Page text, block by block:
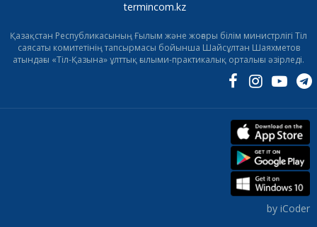
termincom.kz
Қазақстан Республикасының Ғылым және жоғары білім министрлігі Тіл
саясаты комитетінің тапсырмасы бойынша Шайсұлтан Шаяхметов
атындағы «Тіл-Қазына» ұлттық ғылыми-практикалық орталығы әзірледі.
by iCoder